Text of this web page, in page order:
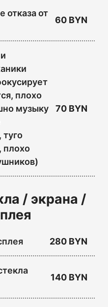
отказа от
60 BYN
плохо
музыку
плохо
70 BYN
/ экрана /
280 BYN
140 BYN